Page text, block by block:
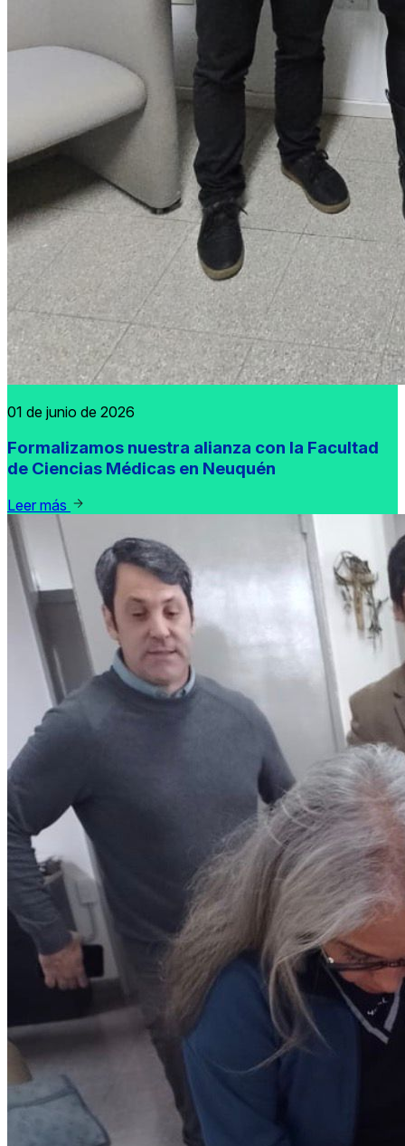
01 de junio de 2026
Formalizamos nuestra alianza con la Facultad
de Ciencias Médicas en Neuquén
Leer más